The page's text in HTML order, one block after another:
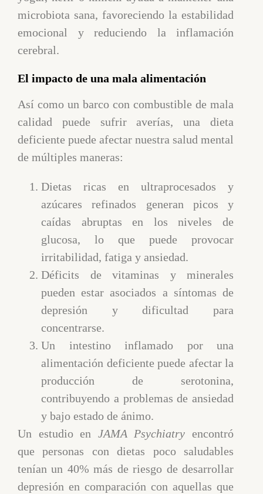
microbiota sana, favoreciendo la estabilidad
emocional y reduciendo la inflamación
cerebral.
El impacto de una mala alimentación
Así como un barco con combustible de mala
calidad puede sufrir averías, una dieta
deficiente puede afectar nuestra salud mental
de múltiples maneras:
Dietas ricas en ultraprocesados y
azúcares refinados generan picos y
caídas abruptas en los niveles de
glucosa, lo que puede provocar
irritabilidad, fatiga y ansiedad.
Déficits de vitaminas y minerales
pueden estar asociados a síntomas de
depresión y dificultad para
concentrarse.
Un intestino inflamado por una
alimentación deficiente puede afectar la
producción de serotonina,
contribuyendo a problemas de ansiedad
y bajo estado de ánimo.
Un estudio en JAMA Psychiatry encontró
que personas con dietas poco saludables
tenían un 40% más de riesgo de desarrollar
depresión en comparación con aquellas que